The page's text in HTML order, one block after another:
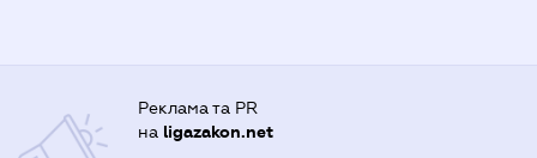
Реклама та PR
на ligazakon.net